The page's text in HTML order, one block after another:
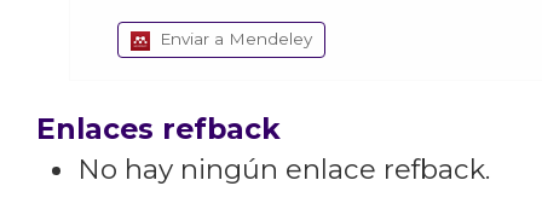
Enviar a Mendeley
Enlaces refback
No hay ningún enlace refback.